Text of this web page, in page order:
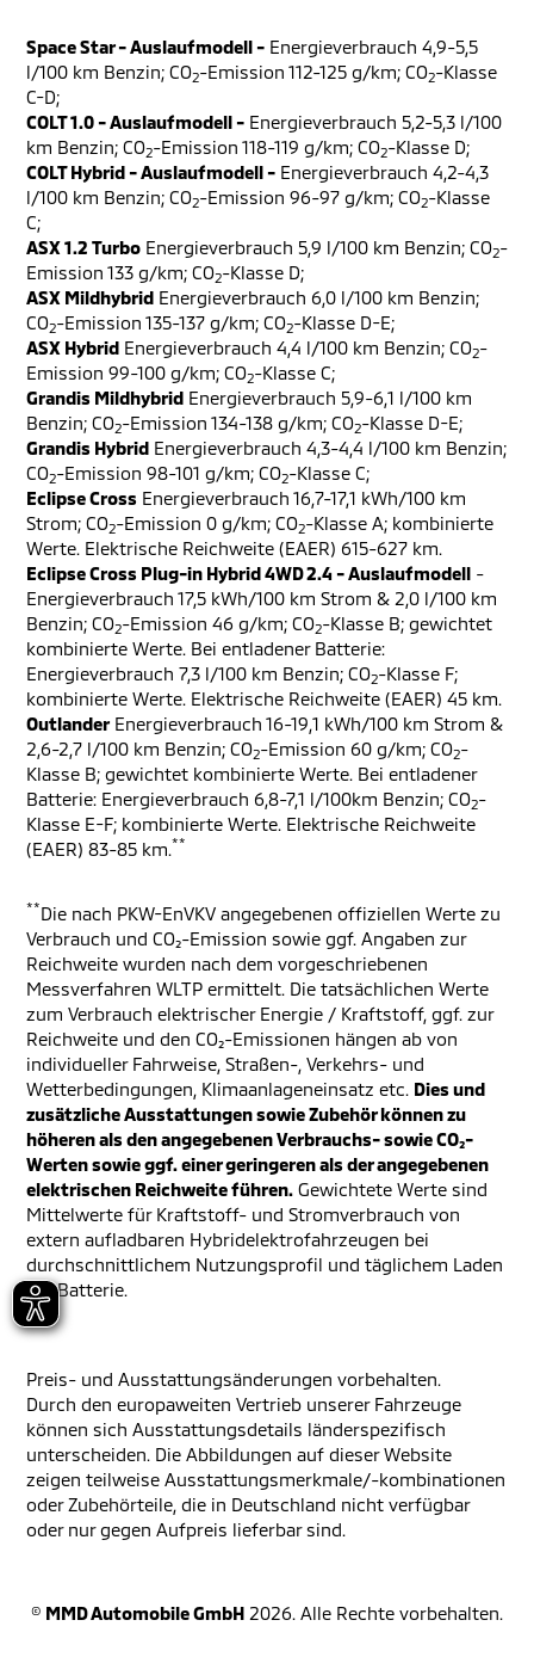
Space Star - Auslaufmodell - Energieverbrauch 4,9-5,5
l/100 km Benzin; CO2-Emission 112-125 g/km; CO2-Klasse
C-D;
COLT 1.0 - Auslaufmodell - Energieverbrauch 5,2-5,3 l/100
km Benzin; CO2-Emission 118-119 g/km; CO2-Klasse D;
COLT Hybrid - Auslaufmodell - Energieverbrauch 4,2-4,3
l/100 km Benzin; CO2-Emission 96-97 g/km; CO2-Klasse
C;
ASX 1.2 Turbo Energieverbrauch 5,9 l/100 km Benzin; CO2-
Emission 133 g/km; CO2-Klasse D;
ASX Mildhybrid Energieverbrauch 6,0 l/100 km Benzin;
CO2-Emission 135-137 g/km; CO2-Klasse D-E;
ASX Hybrid Energieverbrauch 4,4 l/100 km Benzin; CO2-
Emission 99-100 g/km; CO2-Klasse C;
Grandis Mildhybrid Energieverbrauch 5,9-6,1 l/100 km
Benzin; CO2-Emission 134-138 g/km; CO2-Klasse D-E;
Grandis Hybrid Energieverbrauch 4,3-4,4 l/100 km Benzin;
CO2-Emission 98-101 g/km; CO2-Klasse C;
Eclipse Cross Energieverbrauch 16,7-17,1 kWh/100 km
Strom; CO2-Emission 0 g/km; CO2-Klasse A; kombinierte
Werte. Elektrische Reichweite (EAER) 615-627 km.
Eclipse Cross Plug-in Hybrid 4WD 2.4 - Auslaufmodell -
Energieverbrauch 17,5 kWh/100 km Strom & 2,0 l/100 km
Benzin; CO2-Emission 46 g/km; CO2-Klasse B; gewichtet
kombinierte Werte. Bei entladener Batterie:
Energieverbrauch 7,3 l/100 km Benzin; CO2-Klasse F;
kombinierte Werte. Elektrische Reichweite (EAER) 45 km.
Outlander Energieverbrauch 16-19,1 kWh/100 km Strom &
2,6-2,7 l/100 km Benzin; CO2-Emission 60 g/km; CO2-
Klasse B; gewichtet kombinierte Werte. Bei entladener
Batterie: Energieverbrauch 6,8-7,1 l/100km Benzin; CO2-
Klasse E-F; kombinierte Werte. Elektrische Reichweite
(EAER) 83-85 km.**
**Die nach PKW-EnVKV angegebenen offiziellen Werte zu
Verbrauch und CO₂-Emission sowie ggf. Angaben zur
Reichweite wurden nach dem vorgeschriebenen
Messverfahren WLTP ermittelt. Die tatsächlichen Werte
zum Verbrauch elektrischer Energie / Kraftstoff, ggf. zur
Reichweite und den CO₂-Emissionen hängen ab von
individueller Fahrweise, Straßen-, Verkehrs- und
Wetterbedingungen, Klimaanlageneinsatz etc. Dies und
zusätzliche Ausstattungen sowie Zubehör können zu
höheren als den angegebenen Verbrauchs- sowie CO₂-
Werten sowie ggf. einer geringeren als der angegebenen
elektrischen Reichweite führen. Gewichtete Werte sind
Mittelwerte für Kraftstoff- und Stromverbrauch von
extern aufladbaren Hybridelektrofahrzeugen bei
durchschnittlichem Nutzungsprofil und täglichem Laden
der Batterie.
Preis- und Ausstattungsänderungen vorbehalten.
Durch den europaweiten Vertrieb unserer Fahrzeuge
können sich Ausstattungsdetails länderspezifisch
unterscheiden. Die Abbildungen auf dieser Website
zeigen teilweise Ausstattungsmerkmale/-kombinationen
oder Zubehörteile, die in Deutschland nicht verfügbar
oder nur gegen Aufpreis lieferbar sind.
© MMD Automobile GmbH 2026. Alle Rechte vorbehalten.